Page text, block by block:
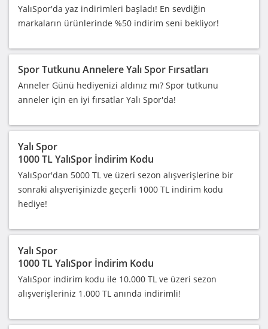
YalıSpor'da yaz indirimleri başladı! En sevdiğin
markaların ürünlerinde %50 indirim seni bekliyor!
Spor Tutkunu Annelere Yalı Spor Fırsatları
Anneler Günü hediyenizi aldınız mı? Spor tutkunu
anneler için en iyi fırsatlar Yalı Spor'da!
Yalı Spor
1000 TL YalıSpor İndirim Kodu
YalıSpor'dan 5000 TL ve üzeri sezon alışverişlerine bir
sonraki alışverişinizde geçerli 1000 TL indirim kodu
hediye!
Yalı Spor
1000 TL YalıSpor İndirim Kodu
YalıSpor indirim kodu ile 10.000 TL ve üzeri sezon
alışverişleriniz 1.000 TL anında indirimli!